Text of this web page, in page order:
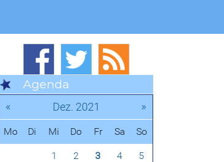
Agenda
« Dez. 2021 »
Mo Di Mi Do Fr Sa So
1 2 3 4 5